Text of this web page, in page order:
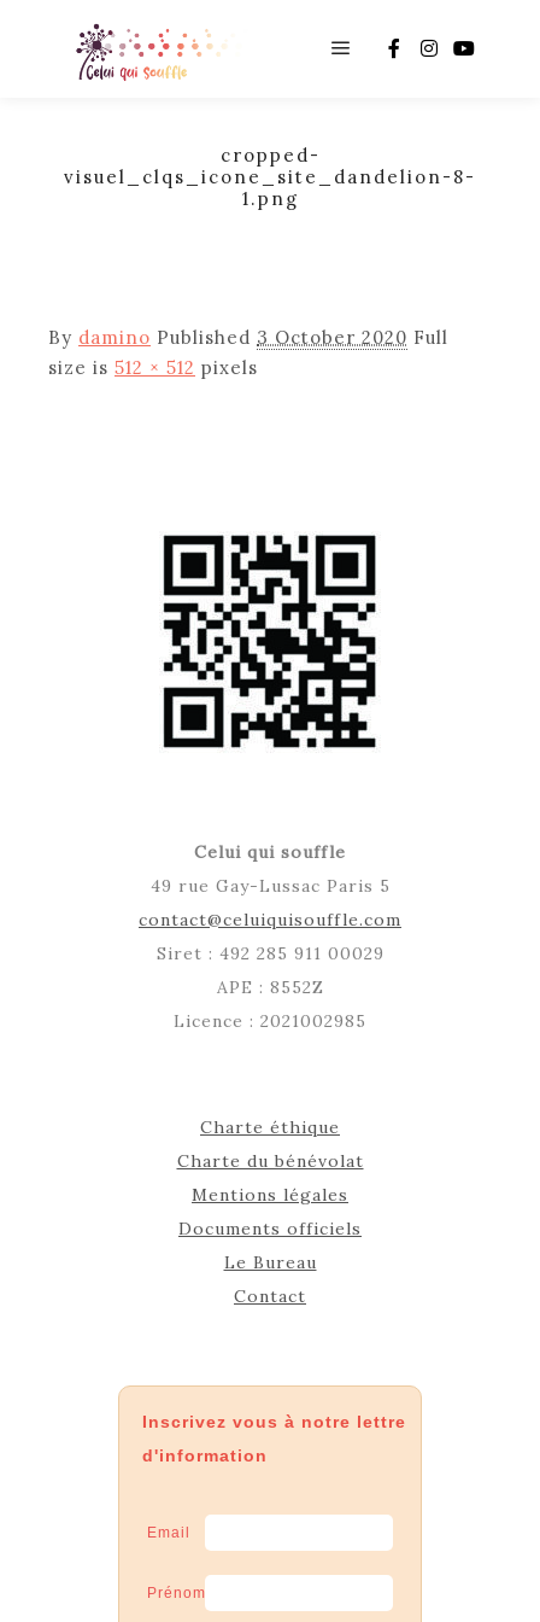
cropped-
visuel_clqs_icone_site_dandelion-8-
1.png
By damino Published 3 October 2020 Full
size is 512 × 512 pixels
Celui qui souffle
49 rue Gay-Lussac Paris 5
contact@celuiquisouffle.com
Siret : 492 285 911 00029
APE : 8552Z
Licence : 2021002985
Charte éthique
Charte du bénévolat
Mentions légales
Documents officiels
Le Bureau
Contact
Inscrivez vous à notre lettre
d'information
Email
Prénom